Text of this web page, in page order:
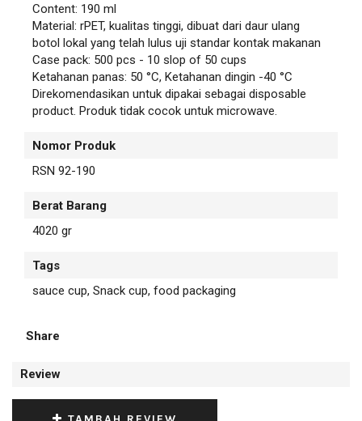
Content: 190 ml
Material: rPET, kualitas tinggi, dibuat dari daur ulang
botol lokal yang telah lulus uji standar kontak makanan
Case pack: 500 pcs - 10 slop of 50 cups
Ketahanan panas: 50 °C, Ketahanan dingin -40 °C
Direkomendasikan untuk dipakai sebagai disposable
product. Produk tidak cocok untuk microwave.
Nomor Produk
RSN 92-190
Berat Barang
4020 gr
Tags
sauce cup, Snack cup, food packaging
Share
Review